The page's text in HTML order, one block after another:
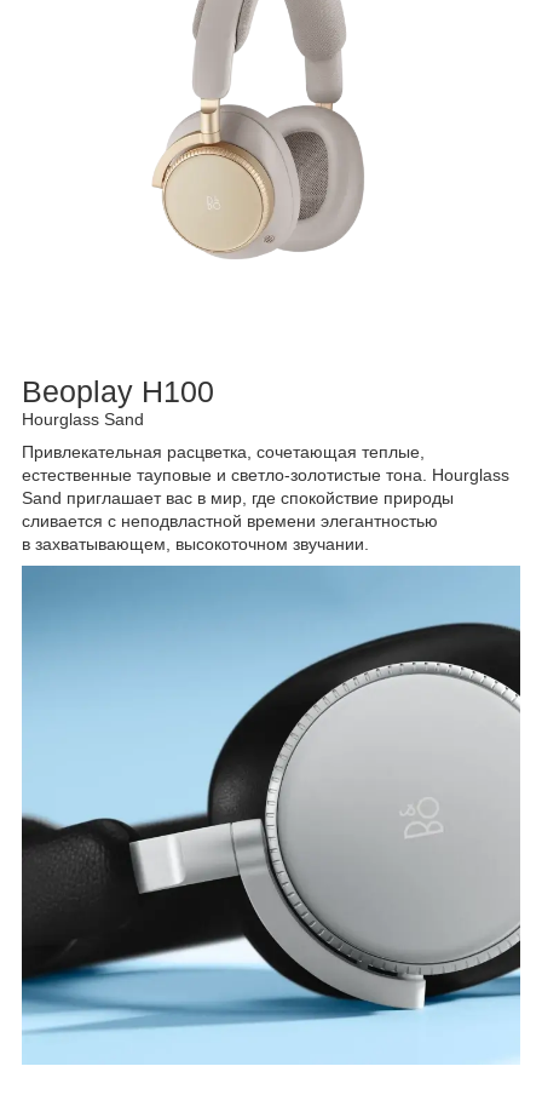
Beoplay H100
Hourglass Sand
Привлекательная расцветка, сочетающая теплые,
естественные тауповые и светло-золотистые тона. Hourglass
Sand приглашает вас в мир, где спокойствие природы
сливается с неподвластной времени элегантностью
в захватывающем, высокоточном звучании.